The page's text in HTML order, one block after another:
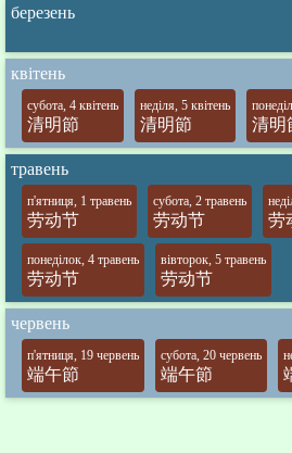
березень
квітень
субота, 4 квітень
清明節
неділя, 5 квітень
清明節 清明
травень
п'ятниця, 1 травень
劳动节
субота, 2 травень
劳动节 劳
понеділок, 4 травень
劳动节
вівторок, 5 травень
劳动节
червень
п'ятниця, 19 червень
端午節
субота, 20 червень
端午節